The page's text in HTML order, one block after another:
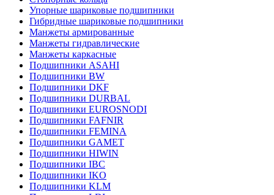
Упорные шариковые подшипники
Гибридные шариковые подшипники
Манжеты армированные
Манжеты гидравлические
Манжеты каркасные
Подшипники ASAHI
Подшипники BW
Подшипники DKF
Подшипники DURBAL
Подшипники EUROSNODI
Подшипники FAFNIR
Подшипники FEMINA
Подшипники GAMET
Подшипники HIWIN
Подшипники IBC
Подшипники IKO
Подшипники KLM